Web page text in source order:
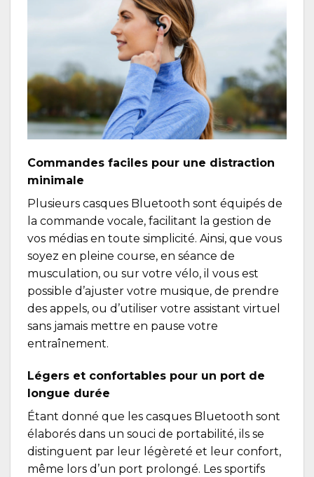
Commandes faciles pour une distraction
minimale
Plusieurs casques Bluetooth sont équipés de
la commande vocale, facilitant la gestion de
vos médias en toute simplicité. Ainsi, que vous
soyez en pleine course, en séance de
musculation, ou sur votre vélo, il vous est
possible d’ajuster votre musique, de prendre
des appels, ou d’utiliser votre assistant virtuel
sans jamais mettre en pause votre
entraînement.
Légers et confortables pour un port de
longue durée
Étant donné que les casques Bluetooth sont
élaborés dans un souci de portabilité, ils se
distinguent par leur légèreté et leur confort,
même lors d’un port prolongé. Les sportifs